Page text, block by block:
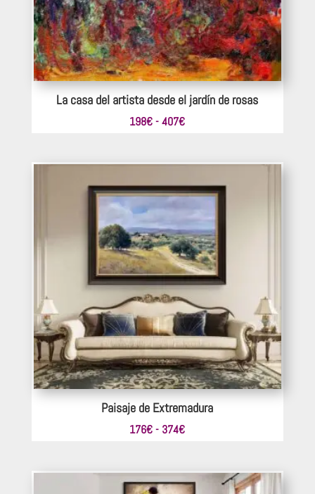
La casa del artista desde el jardín de rosas
198€ - 407€Rango
198€
hasta
407€
Paisaje de Extremadura
176€ - 374€Rango
desde